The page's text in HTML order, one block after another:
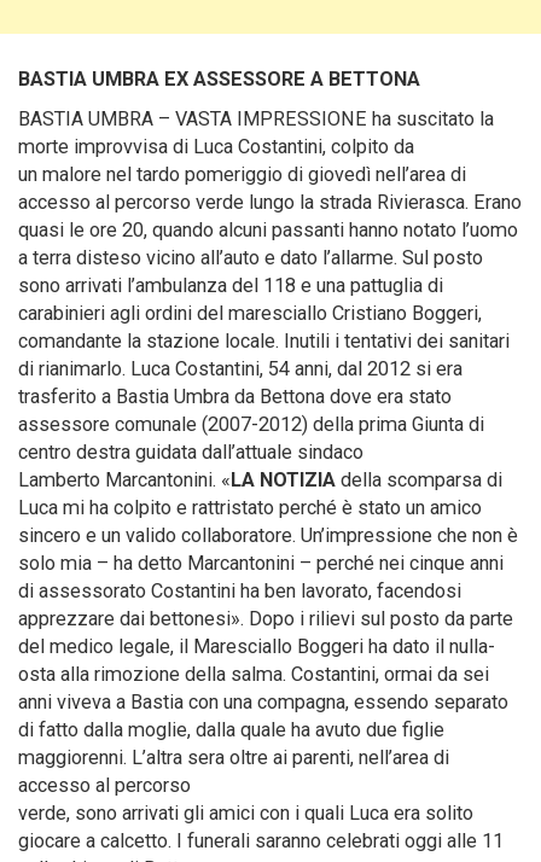
BASTIA UMBRA EX ASSESSORE A BETTONA
BASTIA UMBRA – VASTA IMPRESSIONE ha suscitato la
morte improvvisa di Luca Costantini, colpito da
un malore nel tardo pomeriggio di giovedì nell’area di
accesso al percorso verde lungo la strada Rivierasca. Erano
quasi le ore 20, quando alcuni passanti hanno notato l’uomo
a terra disteso vicino all’auto e dato l’allarme. Sul posto
sono arrivati l’ambulanza del 118 e una pattuglia di
carabinieri agli ordini del maresciallo Cristiano Boggeri,
comandante la stazione locale. Inutili i tentativi dei sanitari
di rianimarlo. Luca Costantini, 54 anni, dal 2012 si era
trasferito a Bastia Umbra da Bettona dove era stato
assessore comunale (2007-2012) della prima Giunta di
centro destra guidata dall’attuale sindaco
Lamberto Marcantonini. «LA NOTIZIA della scomparsa di
Luca mi ha colpito e rattristato perché è stato un amico
sincero e un valido collaboratore. Un’impressione che non è
solo mia – ha detto Marcantonini – perché nei cinque anni
di assessorato Costantini ha ben lavorato, facendosi
apprezzare dai bettonesi». Dopo i rilievi sul posto da parte
del medico legale, il Maresciallo Boggeri ha dato il nulla-
osta alla rimozione della salma. Costantini, ormai da sei
anni viveva a Bastia con una compagna, essendo separato
di fatto dalla moglie, dalla quale ha avuto due figlie
maggiorenni. L’altra sera oltre ai parenti, nell’area di
accesso al percorso
verde, sono arrivati gli amici con i quali Luca era solito
giocare a calcetto. I funerali saranno celebrati oggi alle 11